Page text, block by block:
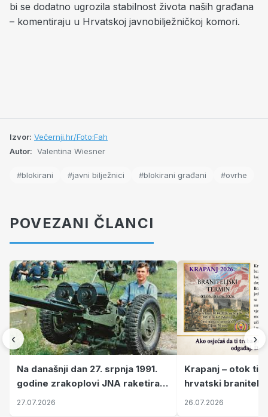
bi se dodatno ugrozila stabilnost života naših građana
– komentiraju u Hrvatskoj javnobilježničkoj komori.
Izvor: Večernji.hr/Foto:Fah
Autor: Valentina Wiesner
#blokirani #javni bilježnici #blokirani građani #ovrhe
POVEZANI ČLANCI
‹
Na današnji dan 27. srpnja 1991.
godine zrakoplovi JNA raketirali
su vojarnu i obučni centar "Nikola
27.07.2026
Krapanj – otok
hrvatski branitelji
pronalaze mir
26.07.2026
›